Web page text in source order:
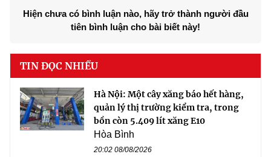
Hiện chưa có bình luận nào, hãy trở thành người đầu
tiên bình luận cho bài biết này!
TIN ĐỌC NHIỀU
Hà Nội: Một cây xăng báo hết hàng,
quản lý thị trường kiểm tra, trong
bồn còn 5.409 lít xăng E10
Hòa Bình
20:02 08/08/2026